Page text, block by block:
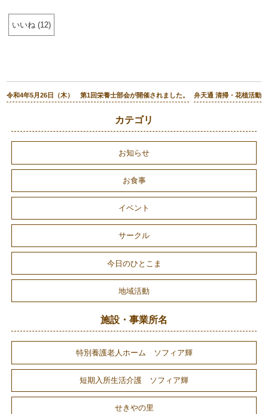
いいね (12)
令和4年5月26日（木） 第1回栄養士部会が開催されました。 弁天通 清掃・花植活動
カテゴリ
お知らせ
お食事
イベント
サークル
今日のひとこま
地域活動
施設・事業所名
特別養護老人ホーム ソフィア輝
短期入所生活介護 ソフィア輝
せきやの里